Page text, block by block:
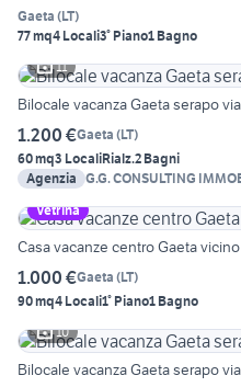
Gaeta (LT)
77 mq4 Locali3° Piano1 Bagno
11
Bilocale vacanza Gaeta serapo
1.200 €Gaeta (LT)
60 mq3 LocaliRialz.2 Bagni
Agenzia G.G. CONSULTING
Vetrina
Casa vacanze centro Gaeta
1.000 €Gaeta (LT)
90 mq4 Locali1° Piano1 Bagno
10
Bilocale vacanza Gaeta serapo